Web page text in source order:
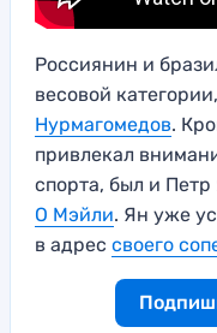
Россиянин и
весовой
Нурмагомедов.
привлекал
спорта, был и
О Мэйли. Ян уже
в адрес своего